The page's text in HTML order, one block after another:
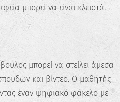
μπορεί να είναι κλειστά.
μπορεί να στείλει άμεσα
και βίντεο. Ο μαθητής
έναν ψηφιακό φάκελο με